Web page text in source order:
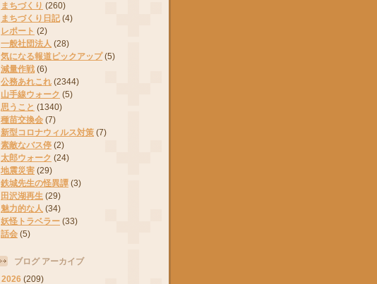
まちづくり (260)
まちづくり日記 (4)
レポート (2)
一般社団法人 (28)
気になる報道ピックアップ (5)
減量作戦 (6)
公務あれこれ (2344)
山手線ウォーク (5)
思うこと (1340)
種苗交換会 (7)
新型コロナウィルス対策 (7)
素敵なバス停 (2)
太郎ウォーク (24)
地震災害 (29)
鉄城先生の怪異譚 (3)
田沢湖再生 (29)
魅力的な人 (34)
妖怪トラベラー (33)
話会 (5)
ブログ アーカイブ
2026 (209)